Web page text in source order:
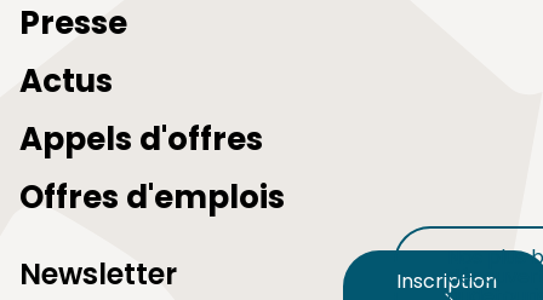
Presse
Actus
Appels d'offres
Offres d'emplois
Newsletter Inscription
Nos plus